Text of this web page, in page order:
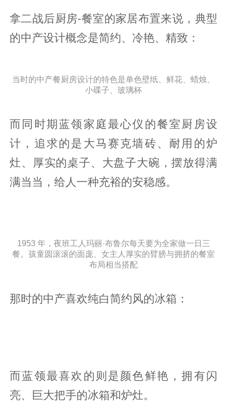
拿二战后厨房-餐室的家居布置来说，典型
的中产设计概念是简约、冷艳、精致：
当时的中产餐厨房设计的特色是单色壁纸、鲜花、蜡烛、
小碟子、玻璃杯
而同时期蓝领家庭最心仪的餐室厨房设
计，追求的是大马赛克墙砖、耐用的炉
灶、厚实的桌子、大盘子大碗，摆放得满
满当当，给人一种充裕的安稳感。
1953 年，夜班工人玛丽·布鲁尔每天要为全家做一日三
餐。孩童圆滚滚的面庞、女主人厚实的臂膀与拥挤的餐室
布局相当搭配
那时的中产喜欢纯白简约风的冰箱：
而蓝领最喜欢的则是颜色鲜艳，拥有闪
亮、巨大把手的冰箱和炉灶。